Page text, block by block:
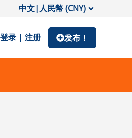
中文| 人民幣 (CNY)
登录 | 注册 发布！